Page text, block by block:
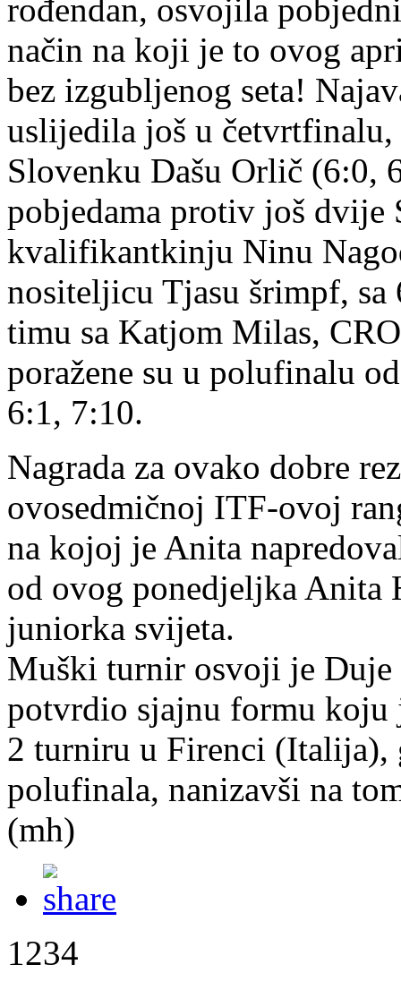
rođendan, osvojila
način na koji je to ovog
bez izgubljenog seta!
uslijedila još u
Slovenku Dašu Orlič (6:0,
pobjedama protiv još dvije
kvalifikantkinju Ninu
nositeljicu Tjasu šrimpf,
timu sa Katjom Milas,
poražene su u polufinalu
6:1, 7:10.
Nagrada za ovako dobre
ovosedmičnoj ITF-ovoj
na kojoj je Anita
od ovog ponedjeljka Anita
juniorka svijeta.
Muški turnir osvoji je
potvrdio sjajnu formu koju
2 turniru u Firenci
polufinala, nanizavši na
(mh)
1234